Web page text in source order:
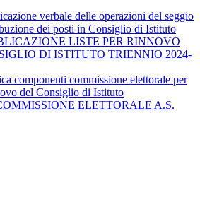
verbale delle operazioni del seggio
dei posti in Consiglio di Istituto
LISTE PER RINNOVO
DI ISTITUTO TRIENNIO 2024-
componenti commissione elettorale per
del Consiglio di Istituto
ELETTORALE A.S.